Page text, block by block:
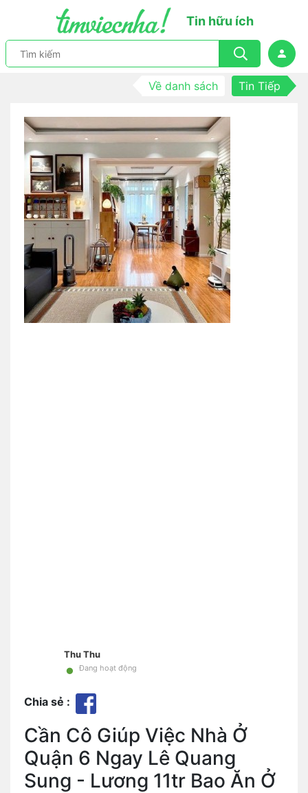
Tin hữu ích
Về danh sách Tin Tiếp
Thu Thu
• Đang hoạt động
Chia sẻ :
Cần Cô Giúp Việc Nhà Ở
Quận 6 Ngay Lê Quang
Sung - Lương 11tr Bao Ăn Ở